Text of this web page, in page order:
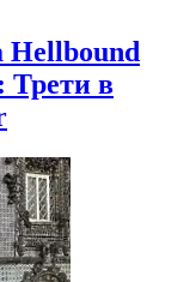
Hellbound
Трети в